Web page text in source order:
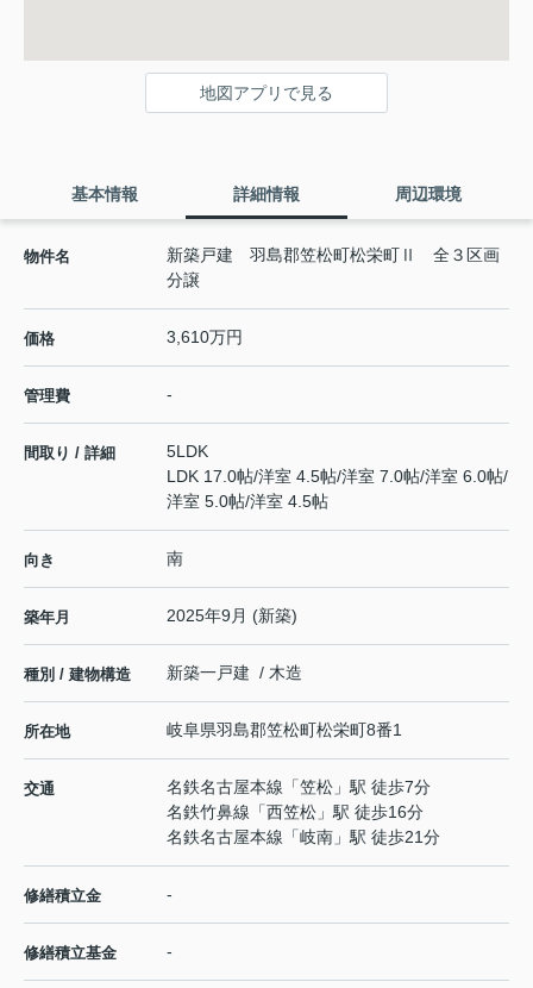
地図アプリで見る
基本情報 詳細情報 周辺環境
物件名
新築戸建 羽島郡笠松町松栄町Ⅱ 全３区画
分譲
価格 3,610万円
管理費 -
間取り / 詳細
5LDK
LDK 17.0帖/洋室 4.5帖/洋室 7.0帖/洋室 6.0帖/
洋室 5.0帖/洋室 4.5帖
向き 南
築年月 2025年9月 (新築)
種別 / 建物構造 新築一戸建 / 木造
所在地 岐阜県羽島郡笠松町松栄町8番1
交通 名鉄名古屋本線 「笠松 」駅 徒歩7分
名鉄竹鼻線 「西笠松 」駅 徒歩16分
名鉄名古屋本線 「岐南 」駅 徒歩21分
修繕積立金 -
修繕積立基金 -